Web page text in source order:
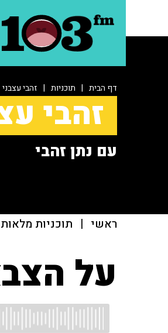
דף הבית | תוכניות | זהבי עצבני
זהבי
עם נתן זהבי
ראשי | תוכניות מלאות
על